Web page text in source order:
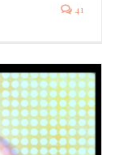
41